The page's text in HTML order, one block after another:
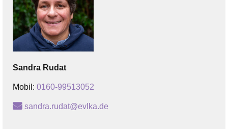
Sandra Rudat
Mobil: 0160-99513052
sandra.rudat@evlka.de